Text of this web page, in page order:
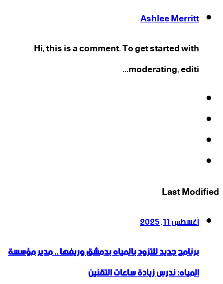
Ashlee Merritt
Hi, this is a comment. To get started with
moderating, editi...
Last Modified
أغسطس 11, 2025
برنامج جديد للتزود بالمياه بدمشق وريفها .. مدير مؤسسة
المياه: ندرس زيادة ساعات التقنين